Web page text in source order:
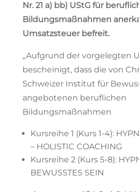
Nr. 21 a) bb) UStG für
Bildungsmaßnahmen
Umsatzsteuer befreit.
„Aufgrund der vorgelegten
bescheinigt, dass die von
Schweizer Institut für
angebotenen beruflichen
Bildungsmaßnahmen
Kursreihe 1 (Kurs 1-4):
– HOLISTIC COACHING
Kursreihe 2 (Kurs 5-8):
BEWUSSTES SEIN